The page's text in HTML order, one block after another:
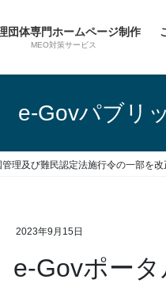
団体専門ホームページ制作
MEO対策サービス
e-Govパブリ
理及び難民認定法施行令の一部を
2023年9月15日
e-Govポー